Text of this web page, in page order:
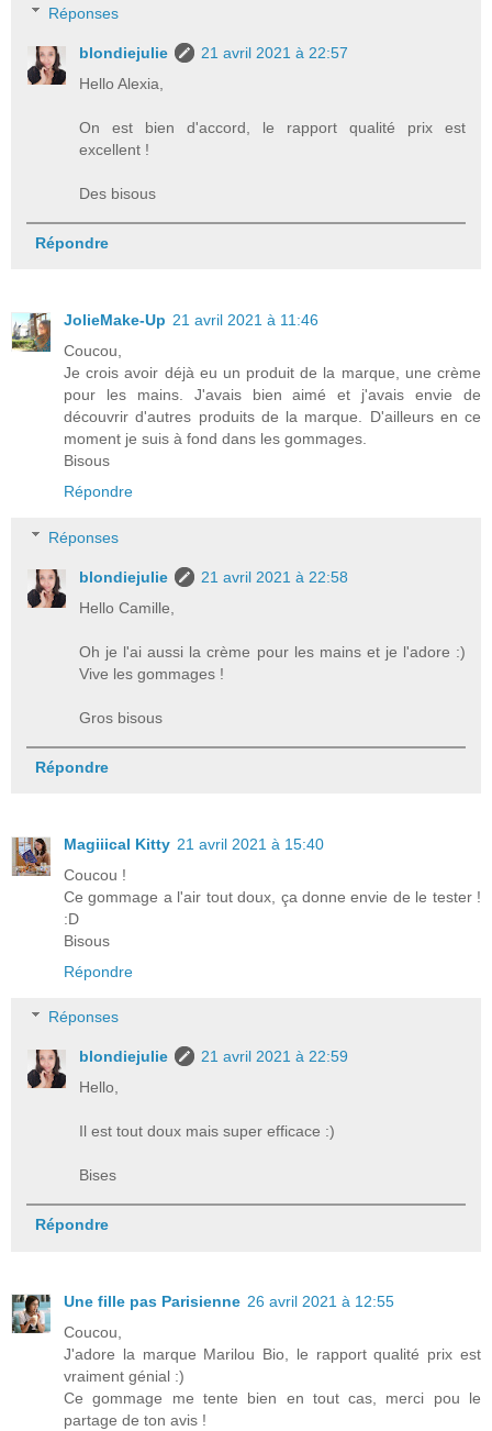
Réponses
blondiejulie
21 avril 2021 à 22:57
Hello Alexia,
On est bien d'accord, le rapport qualité prix est
excellent !
Des bisous
Répondre
JolieMake-Up 21 avril 2021 à 11:46
Coucou,
Je crois avoir déjà eu un produit de la marque, une crème
pour les mains. J'avais bien aimé et j'avais envie de
découvrir d'autres produits de la marque. D'ailleurs en ce
moment je suis à fond dans les gommages.
Bisous
Répondre
Réponses
blondiejulie
21 avril 2021 à 22:58
Hello Camille,
Oh je l'ai aussi la crème pour les mains et je l'adore :)
Vive les gommages !
Gros bisous
Répondre
Magiiical Kitty 21 avril 2021 à 15:40
Coucou !
Ce gommage a l'air tout doux, ça donne envie de le tester !
:D
Bisous
Répondre
Réponses
blondiejulie
21 avril 2021 à 22:59
Hello,
Il est tout doux mais super efficace :)
Bises
Répondre
Une fille pas Parisienne 26 avril 2021 à 12:55
Coucou,
J'adore la marque Marilou Bio, le rapport qualité prix est
vraiment génial :)
Ce gommage me tente bien en tout cas, merci pou le
partage de ton avis !